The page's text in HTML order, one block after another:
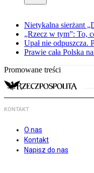
Nietykalna sierżant
„Rzecz w tym”: To,
Upał nie odpuszcza.
Prawie cała Polska
Promowane treści
KONTAKT
O nas
Kontakt
Napisz do nas